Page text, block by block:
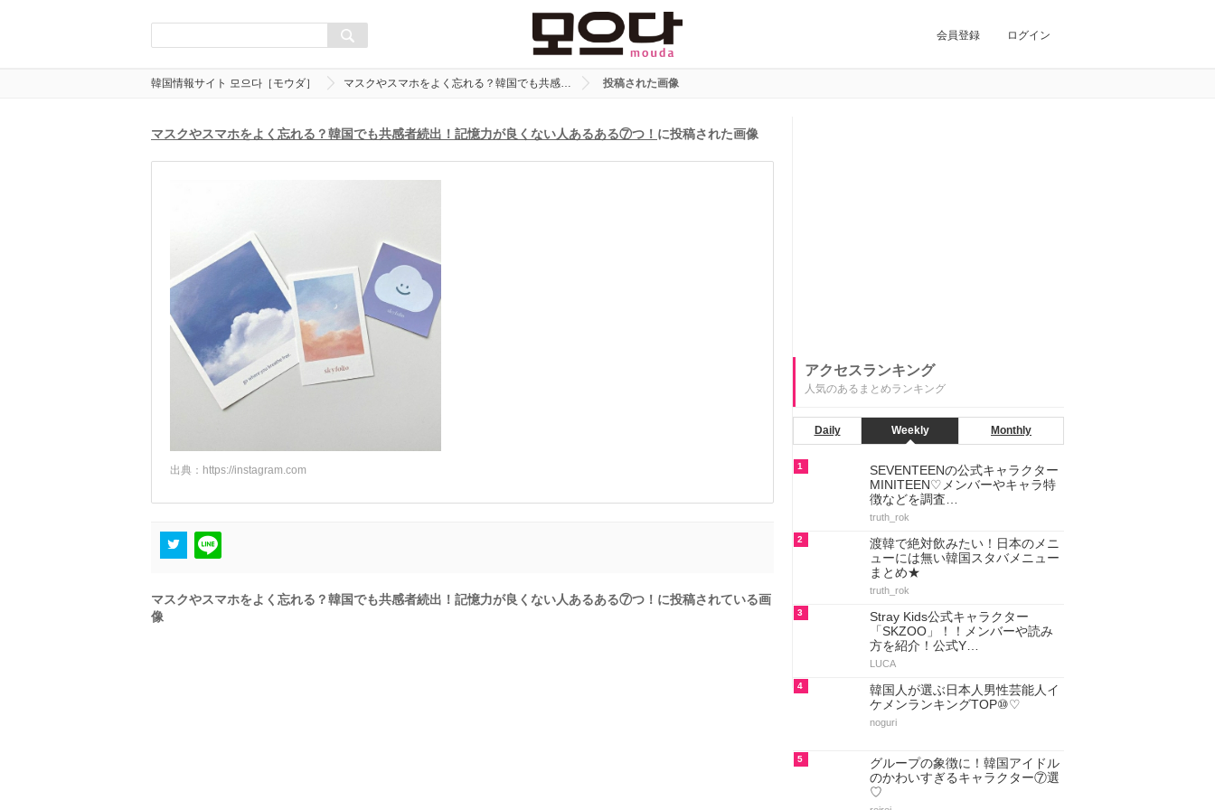
会員登録 ログイン
韓国情報サイト 모으다［モウダ］ マスクやスマホをよく忘れる？韓国でも共感… 投稿された画像
マスクやスマホをよく忘れる？韓国でも共感者続出！記憶力が良くない人あるある⑦つ！ に投稿された画像
出典： https://instagram.com
マスクやスマホをよく忘れる？韓国でも共感者続出！記憶力が良くない人あるある⑦つ！に投稿されている画
像
アクセスランキング
人気のあるまとめランキング
Daily Weekly Monthly
1
SEVENTEENの公式キャラクター
MINITEEN♡メンバーやキャラ特
徴などを調査…
truth_rok
2
渡韓で絶対飲みたい！日本のメニ
ューには無い韓国スタバメニュー
まとめ★
truth_rok
3
Stray Kids公式キャラクター
「SKZOO」！！メンバーや読み
方を紹介！公式Y…
LUCA
4
韓国人が選ぶ日本人男性芸能人イ
ケメンランキングTOP⑩♡
noguri
5
グループの象徴に！韓国アイドル
のかわいすぎるキャラクター⑦選
♡